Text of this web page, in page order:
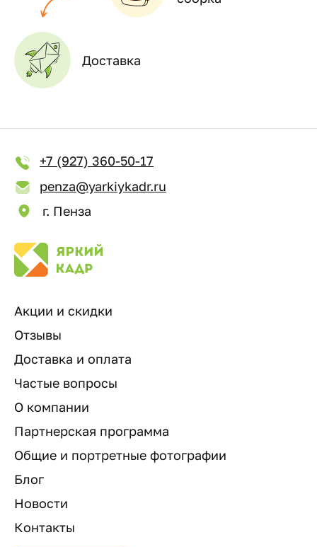
Доставка
+7 (927) 360-50-17
penza@yarkiykadr.ru
г. Пенза
Акции и скидки
Отзывы
Доставка и оплата
Частые вопросы
О компании
Партнерская программа
Общие и портретные фотографии
Блог
Новости
Контакты